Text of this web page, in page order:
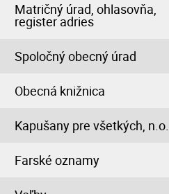
Matričný úrad, ohlasovňa,
register adries
Spoločný obecný úrad
Obecná knižnica
Kapušany pre všetkých, n.o.
Farské oznamy